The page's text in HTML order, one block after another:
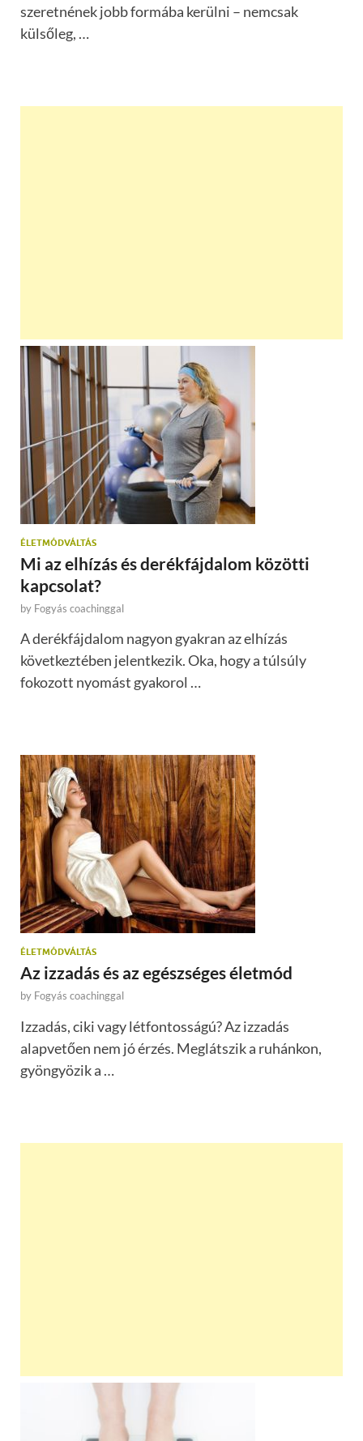
szeretnének jobb formába kerülni – nemcsak
külsőleg, …
ÉLETMÓDVÁLTÁS
Mi az elhízás és derékfájdalom közötti
kapcsolat?
by Fogyás coachinggal
A derékfájdalom nagyon gyakran az elhízás
következtében jelentkezik. Oka, hogy a túlsúly
fokozott nyomást gyakorol …
ÉLETMÓDVÁLTÁS
Az izzadás és az egészséges életmód
by Fogyás coachinggal
Izzadás, ciki vagy létfontosságú? Az izzadás
alapvetően nem jó érzés. Meglátszik a ruhánkon,
gyöngyözik a …